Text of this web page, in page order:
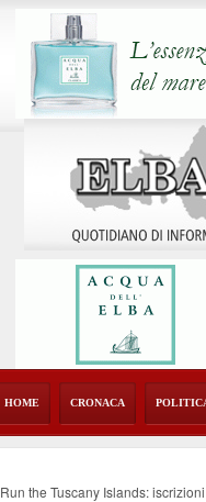
HOME CRONACA
Run the Tuscany Islands: